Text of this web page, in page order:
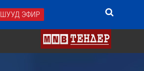
ШУУД ЭФИР